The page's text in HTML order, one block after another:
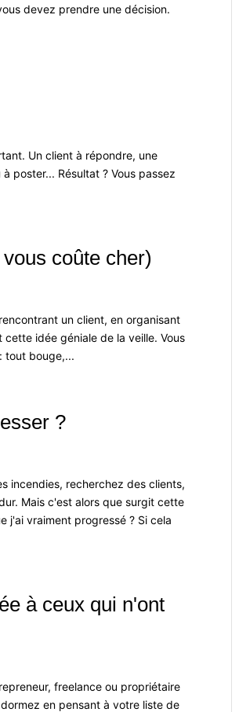
devez prendre une décision.
Un client à répondre, une
poster... Résultat ? Vous passez
coûte cher)
un client, en organisant
idée géniale de la veille. Vous
tout bouge,...
?
incendies, recherchez des clients,
Mais c'est alors que surgit cette
j'ai vraiment progressé ? Si cela
à ceux qui n'ont
freelance ou propriétaire
en pensant à votre liste de